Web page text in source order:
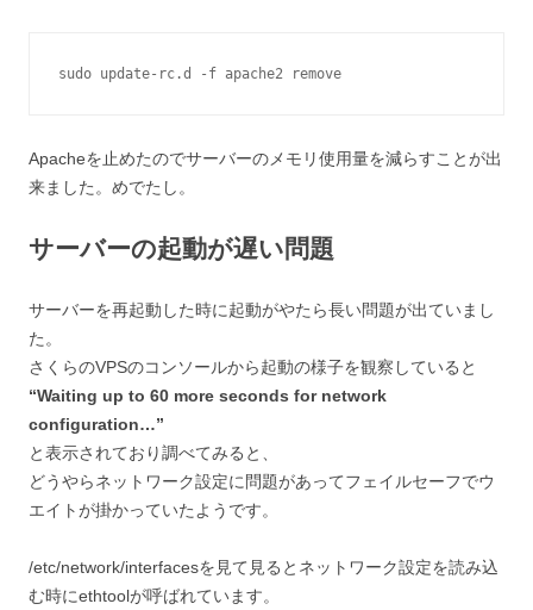
sudo update-rc.d -f apache2 remove
Apacheを止めたのでサーバーのメモリ使用量を減らすことが出
来ました。めでたし。
サーバーの起動が遅い問題
サーバーを再起動した時に起動がやたら長い問題が出ていまし
た。
さくらのVPSのコンソールから起動の様子を観察していると
“Waiting up to 60 more seconds for network
configuration…”
と表示されており調べてみると、
どうやらネットワーク設定に問題があってフェイルセーフでウ
エイトが掛かっていたようです。
/etc/network/interfacesを見て見るとネットワーク設定を読み込
む時にethtoolが呼ばれています。